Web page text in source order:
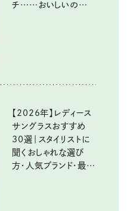
チ……おいしいのんび
【2026年】レディース
サングラスおすすめ
30選｜スタイリストに
聞くおしゃれな選び
方・人気ブランド・最新